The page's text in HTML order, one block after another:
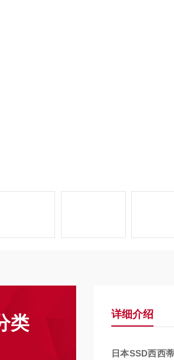
类 详细介绍
日本SSD西西